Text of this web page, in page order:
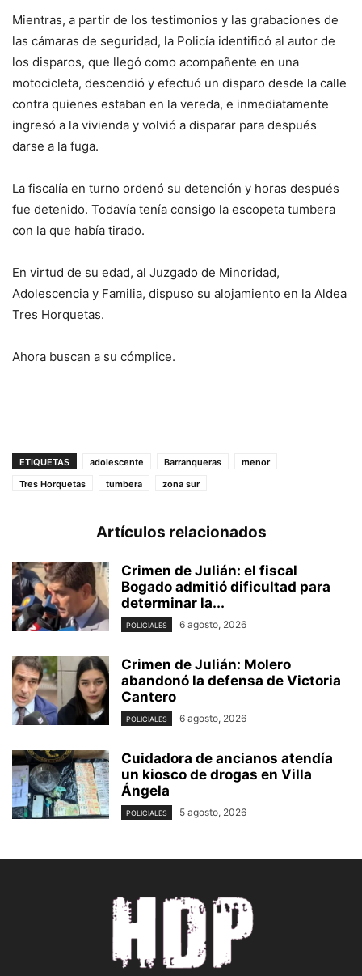
Mientras, a partir de los testimonios y las grabaciones de
las cámaras de seguridad, la Policía identificó al autor de
los disparos, que llegó como acompañente en una
motocicleta, descendió y efectuó un disparo desde la calle
contra quienes estaban en la vereda, e inmediatamente
ingresó a la vivienda y volvió a disparar para después
darse a la fuga.
La fiscalía en turno ordenó su detención y horas después
fue detenido. Todavía tenía consigo la escopeta tumbera
con la que había tirado.
En virtud de su edad, al Juzgado de Minoridad,
Adolescencia y Familia, dispuso su alojamiento en la Aldea
Tres Horquetas.
Ahora buscan a su cómplice.
ETIQUETAS adolescente Barranqueras
menor
Tres Horquetas
tumbera zona sur
Artículos relacionados
Crimen de Julián: el fiscal
Bogado admitió dificultad para
determinar la...
POLICIALES 6 agosto, 2026
Crimen de Julián: Molero
abandonó la defensa de Victoria
Cantero
POLICIALES 6 agosto, 2026
Cuidadora de ancianos atendía
un kiosco de drogas en Villa
Ángela
POLICIALES 5 agosto, 2026